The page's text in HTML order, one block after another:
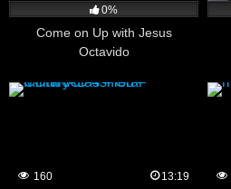
0%
Come on Up with Jesus
Octavido
160
13:19